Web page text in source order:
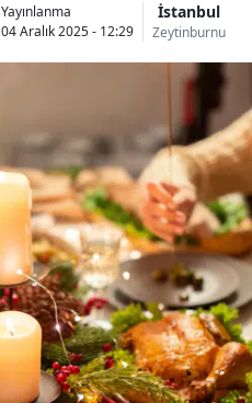
Yayınlanma
04 Aralık 2025 - 12:29
İstanbul
Zeytinburnu